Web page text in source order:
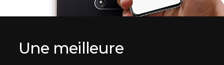
Une meilleure